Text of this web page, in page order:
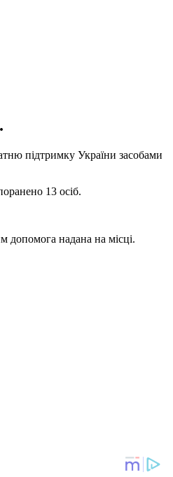
підтримку України засобами
13 осіб.
допомога надана на місці.